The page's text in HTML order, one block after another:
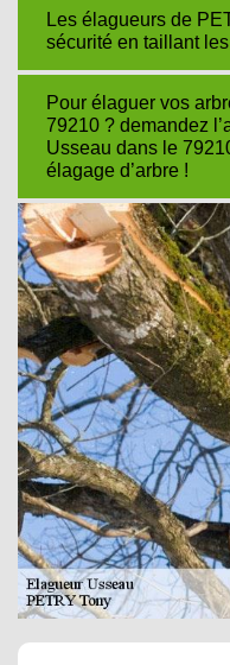
Les élagueurs de
sécurité en taillant
Pour élaguer vos
79210 ? demandez
Usseau dans le
élagage d’arbre !